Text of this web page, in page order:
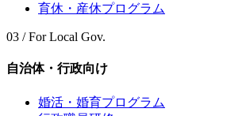
育休・産休プログラム
03 / For Local Gov.
自治体・行政向け
婚活・婚育プログラム